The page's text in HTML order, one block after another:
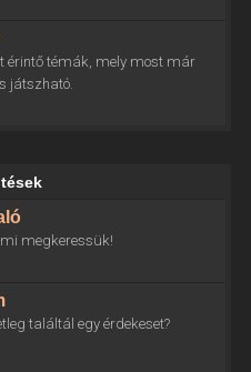
érintő témák, mely most már
játszható.
mi megkeressük!
találtál egy érdekeset?